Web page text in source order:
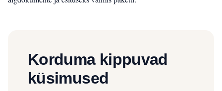
Korduma kippuvad
küsimused